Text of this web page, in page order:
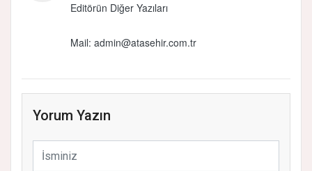
Editörün Diğer Yazıları
Mail: admin@atasehir.com.tr
Yorum Yazın